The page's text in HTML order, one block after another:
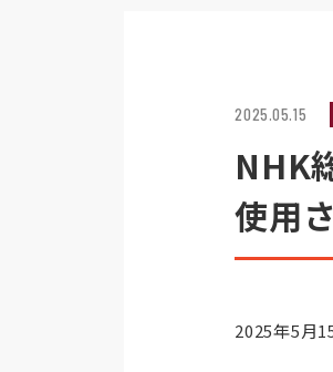
2025.05.15
NHK
使用
2025年5月